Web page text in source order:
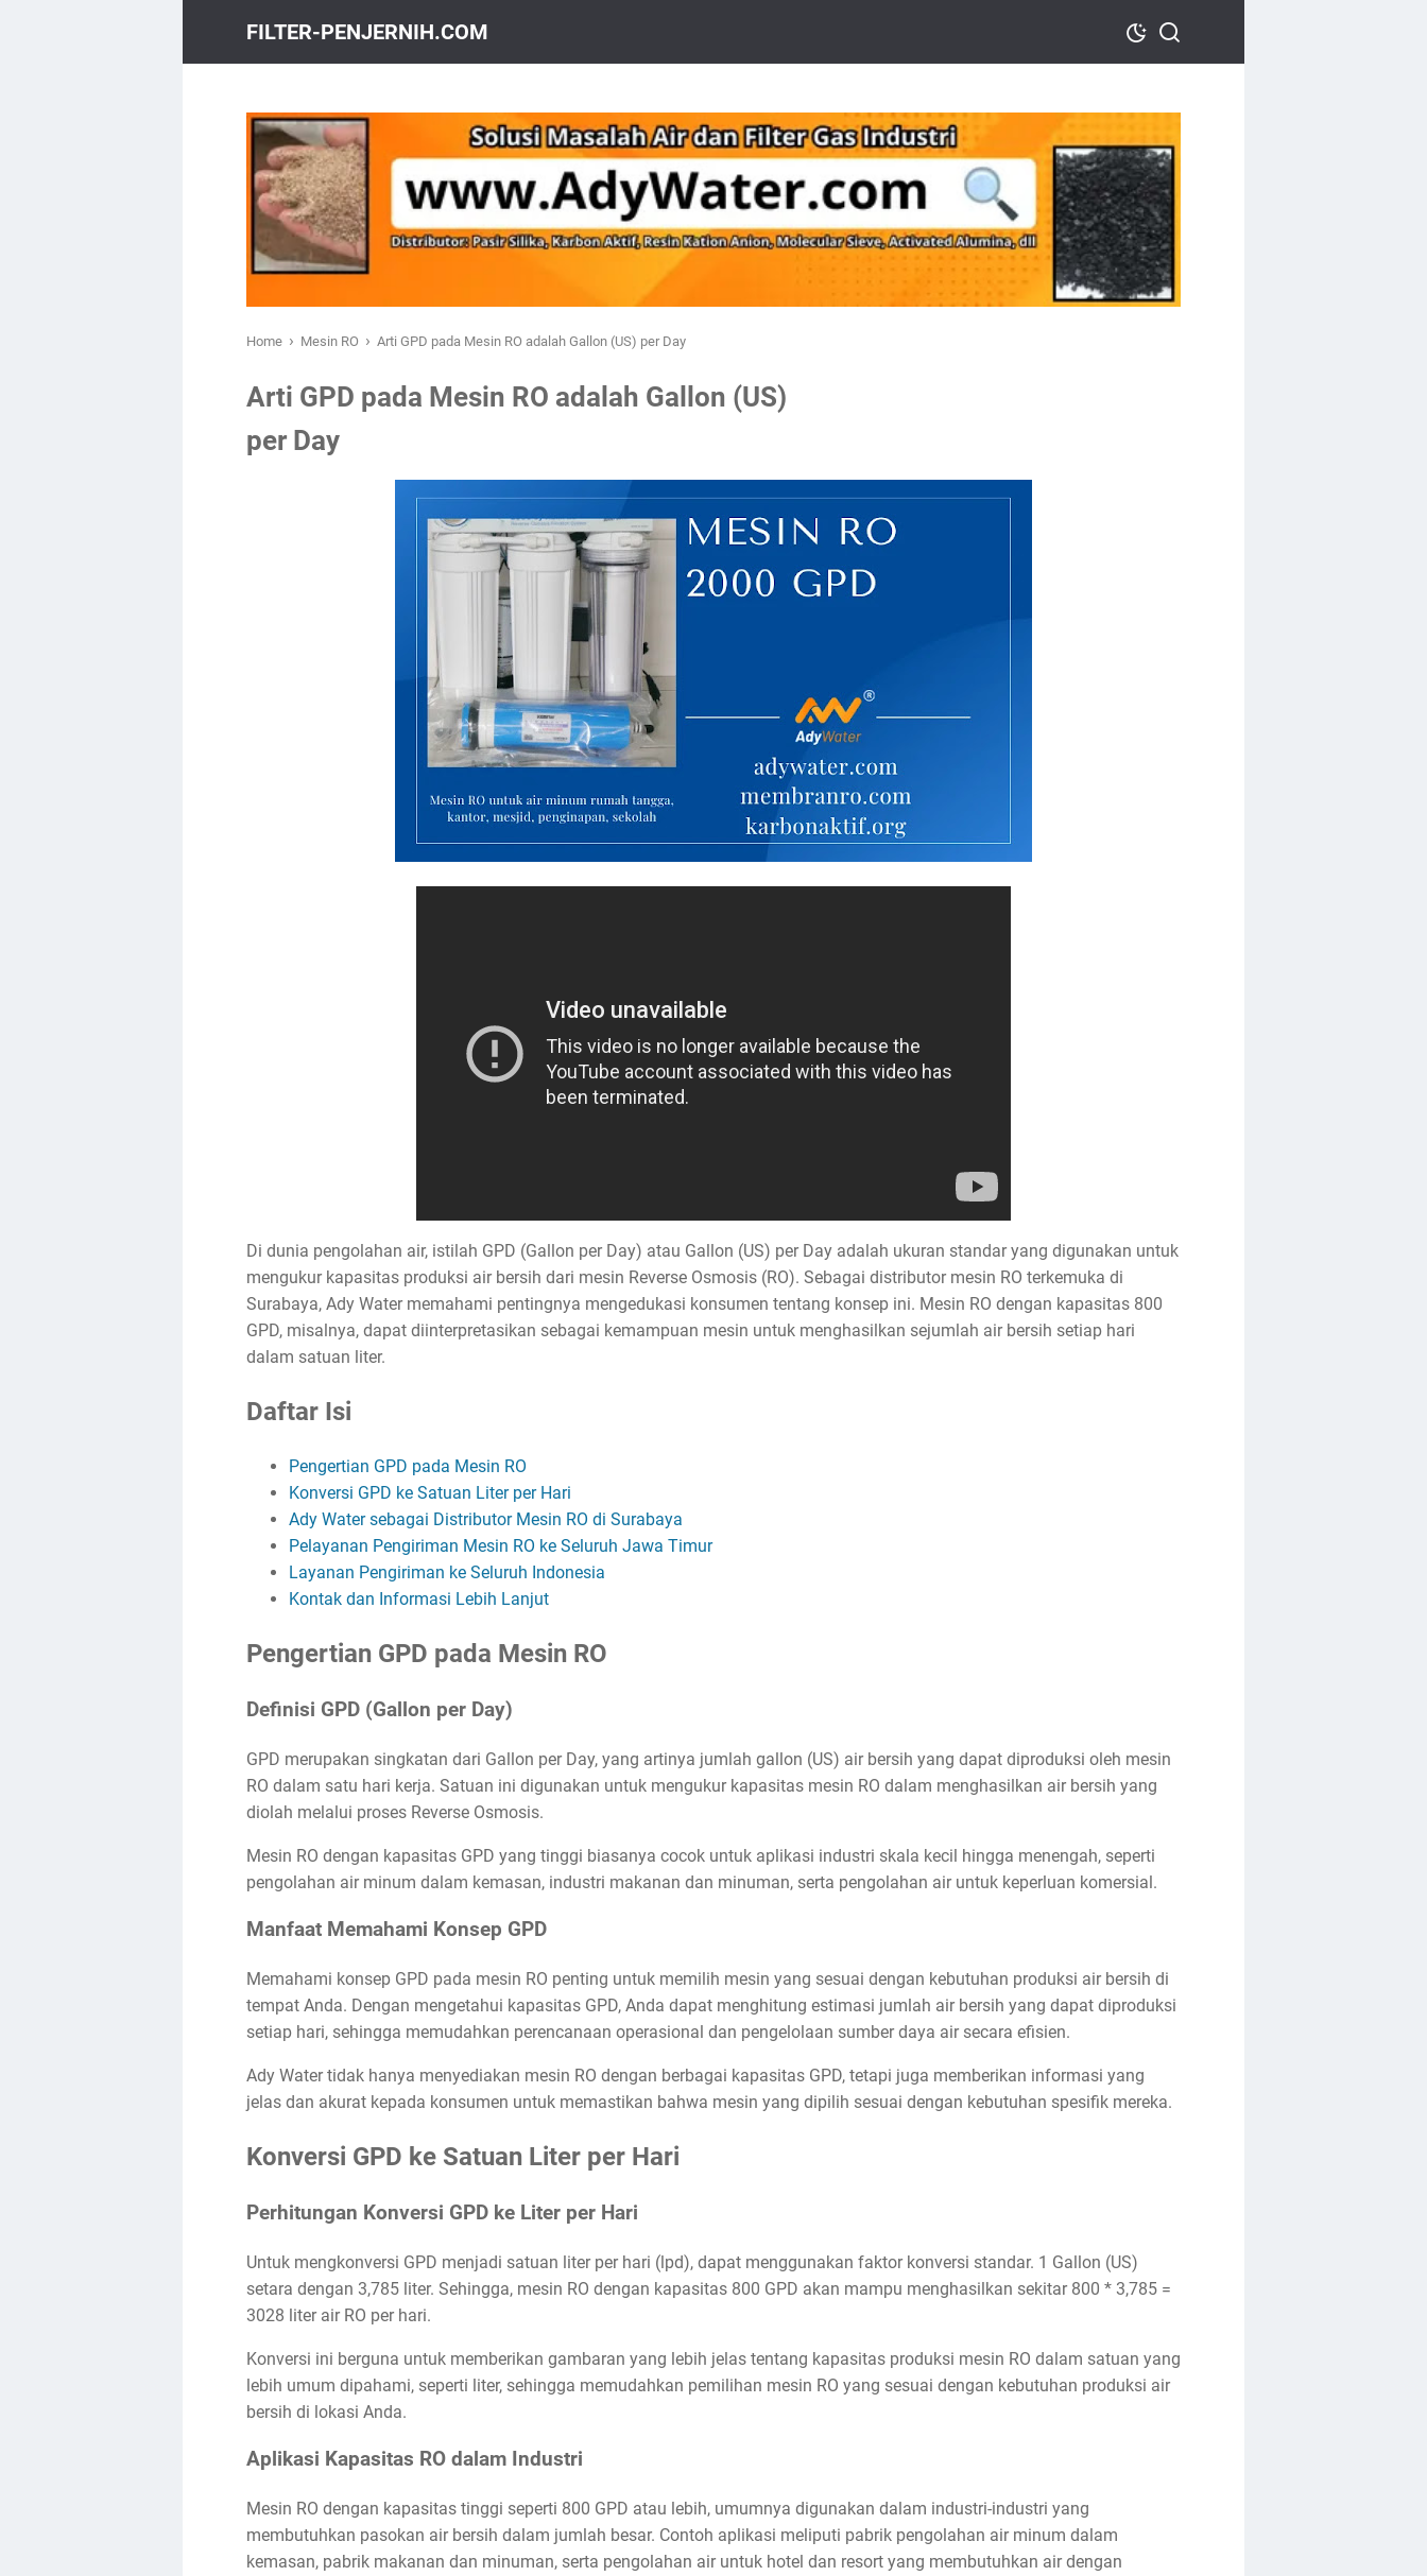
FILTER-PENJERNIH.COM
Home › Mesin RO › Arti GPD pada Mesin RO adalah Gallon (US) per Day
Arti GPD pada Mesin RO adalah Gallon (US)
per Day
Di dunia pengolahan air, istilah GPD (Gallon per Day) atau Gallon (US) per Day adalah ukuran standar yang digunakan untuk
mengukur kapasitas produksi air bersih dari mesin Reverse Osmosis (RO). Sebagai distributor mesin RO terkemuka di
Surabaya, Ady Water memahami pentingnya mengedukasi konsumen tentang konsep ini. Mesin RO dengan kapasitas 800
GPD, misalnya, dapat diinterpretasikan sebagai kemampuan mesin untuk menghasilkan sejumlah air bersih setiap hari
dalam satuan liter.
Daftar Isi
Pengertian GPD pada Mesin RO
Konversi GPD ke Satuan Liter per Hari
Ady Water sebagai Distributor Mesin RO di Surabaya
Pelayanan Pengiriman Mesin RO ke Seluruh Jawa Timur
Layanan Pengiriman ke Seluruh Indonesia
Kontak dan Informasi Lebih Lanjut
Pengertian GPD pada Mesin RO
Definisi GPD (Gallon per Day)
GPD merupakan singkatan dari Gallon per Day, yang artinya jumlah gallon (US) air bersih yang dapat diproduksi oleh mesin
RO dalam satu hari kerja. Satuan ini digunakan untuk mengukur kapasitas mesin RO dalam menghasilkan air bersih yang
diolah melalui proses Reverse Osmosis.
Mesin RO dengan kapasitas GPD yang tinggi biasanya cocok untuk aplikasi industri skala kecil hingga menengah, seperti
pengolahan air minum dalam kemasan, industri makanan dan minuman, serta pengolahan air untuk keperluan komersial.
Manfaat Memahami Konsep GPD
Memahami konsep GPD pada mesin RO penting untuk memilih mesin yang sesuai dengan kebutuhan produksi air bersih di
tempat Anda. Dengan mengetahui kapasitas GPD, Anda dapat menghitung estimasi jumlah air bersih yang dapat diproduksi
setiap hari, sehingga memudahkan perencanaan operasional dan pengelolaan sumber daya air secara efisien.
Ady Water tidak hanya menyediakan mesin RO dengan berbagai kapasitas GPD, tetapi juga memberikan informasi yang
jelas dan akurat kepada konsumen untuk memastikan bahwa mesin yang dipilih sesuai dengan kebutuhan spesifik mereka.
Konversi GPD ke Satuan Liter per Hari
Perhitungan Konversi GPD ke Liter per Hari
Untuk mengkonversi GPD menjadi satuan liter per hari (lpd), dapat menggunakan faktor konversi standar. 1 Gallon (US)
setara dengan 3,785 liter. Sehingga, mesin RO dengan kapasitas 800 GPD akan mampu menghasilkan sekitar 800 * 3,785 =
3028 liter air RO per hari.
Konversi ini berguna untuk memberikan gambaran yang lebih jelas tentang kapasitas produksi mesin RO dalam satuan yang
lebih umum dipahami, seperti liter, sehingga memudahkan pemilihan mesin RO yang sesuai dengan kebutuhan produksi air
bersih di lokasi Anda.
Aplikasi Kapasitas RO dalam Industri
Mesin RO dengan kapasitas tinggi seperti 800 GPD atau lebih, umumnya digunakan dalam industri-industri yang
membutuhkan pasokan air bersih dalam jumlah besar. Contoh aplikasi meliputi pabrik pengolahan air minum dalam
kemasan, pabrik makanan dan minuman, serta pengolahan air untuk hotel dan resort yang membutuhkan air dengan